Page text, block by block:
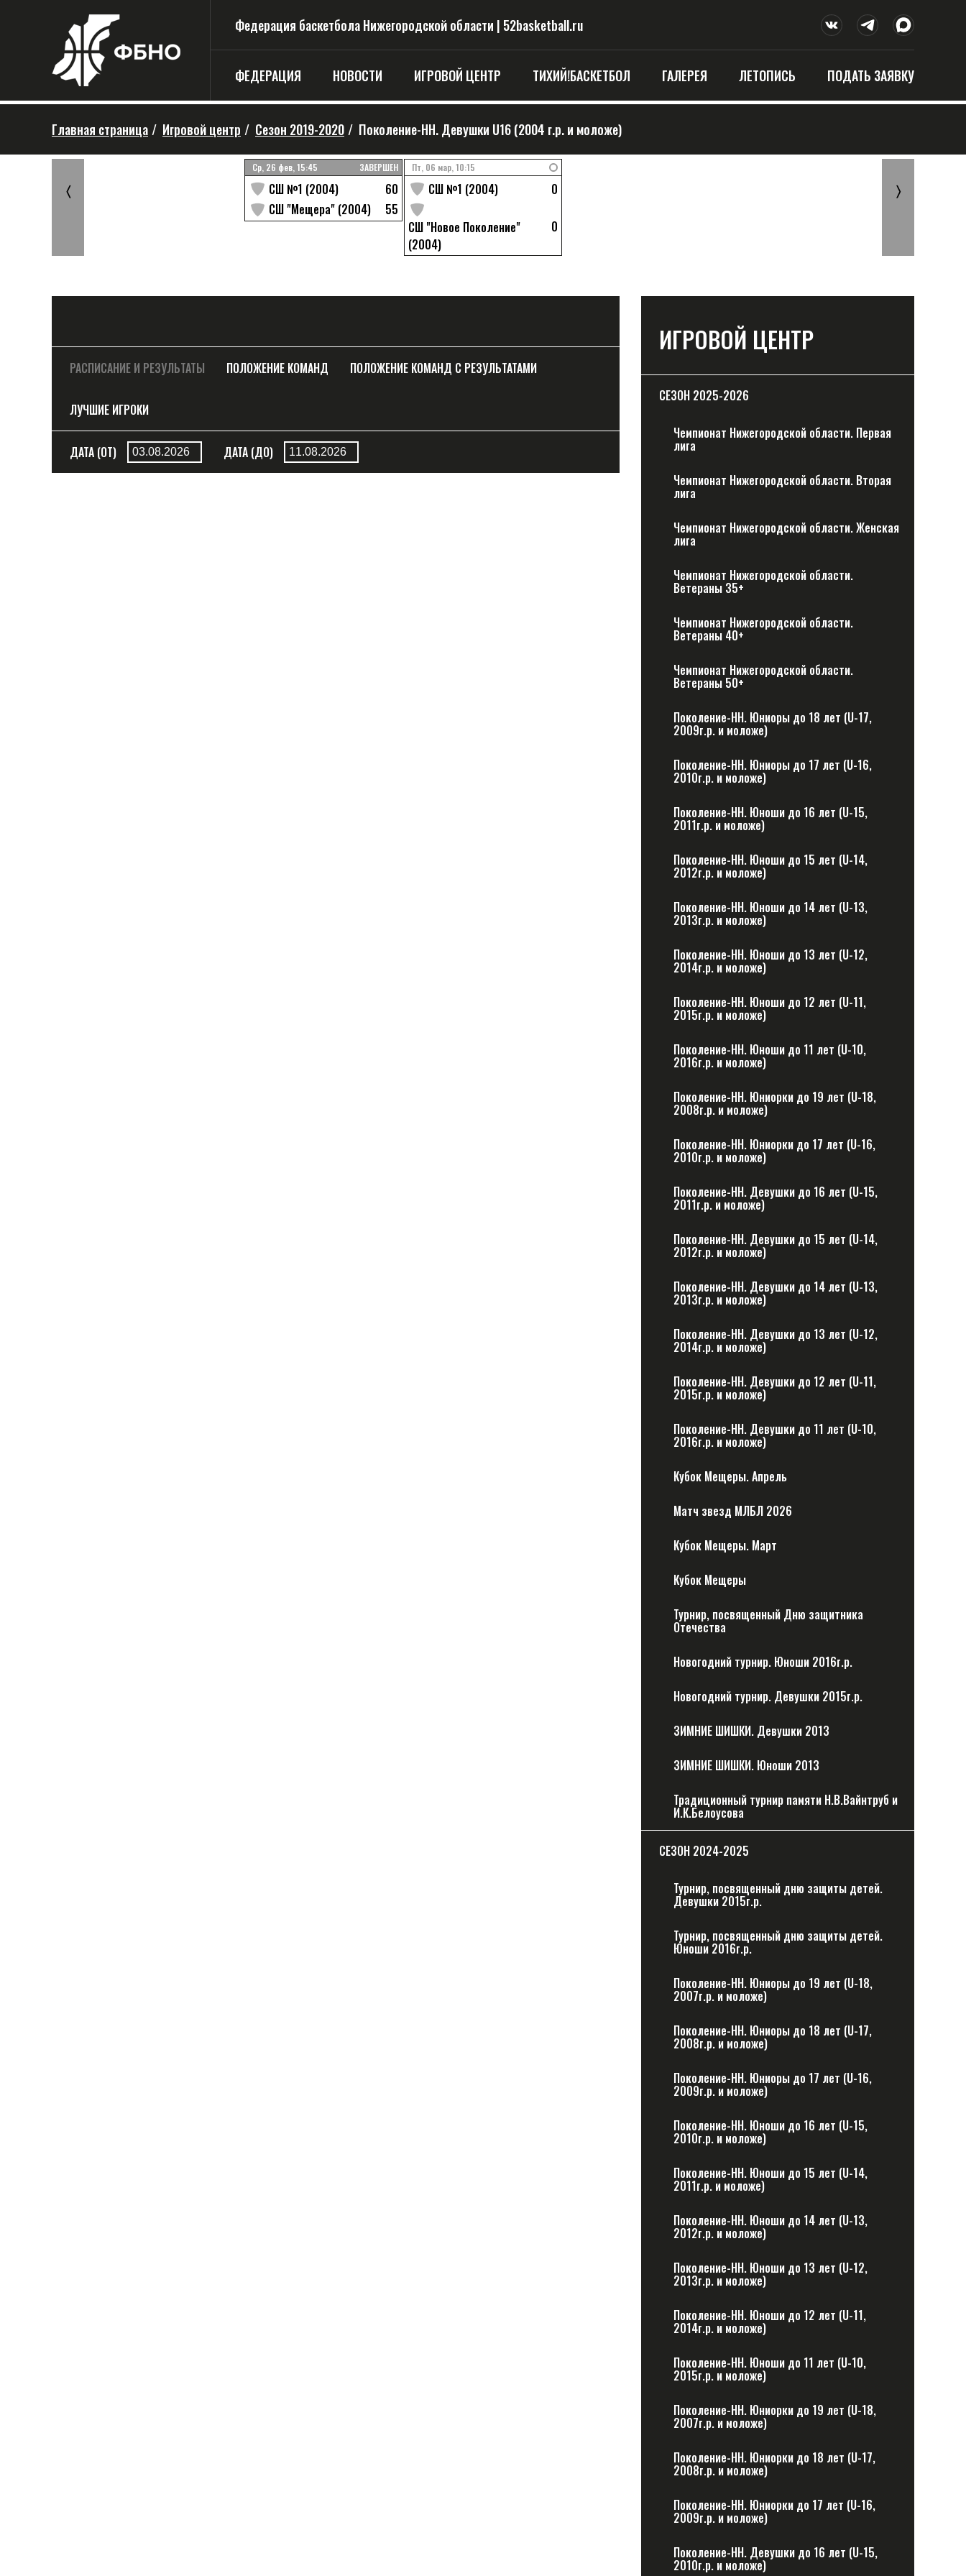
Федерация баскетбола Нижегородской области | 52basketball.ru
ФЕДЕРАЦИЯ НОВОСТИ ИГРОВОЙ ЦЕНТР ТИХИЙ!БАСКЕТБОЛ ГАЛЕРЕЯ ЛЕТОПИСЬ ПОДАТЬ ЗАЯВКУ
Главная страница / Игровой центр / Сезон 2019-2020 / Поколение-НН. Девушки U16 (2004 г.р. и моложе)
Ср, 26 фев, 15:45 ЗАВЕРШЕН
СШ №1 (2004)
60
СШ "Мещера" (2004)
55
Пт, 06 мар, 10:15
СШ №1 (2004) 0
СШ "Новое Поколение"
(2004)
0
〈 〉
РАСПИСАНИЕ И РЕЗУЛЬТАТЫ ПОЛОЖЕНИЕ КОМАНД ПОЛОЖЕНИЕ КОМАНД С РЕЗУЛЬТАТАМИ
ЛУЧШИЕ ИГРОКИ
ДАТА (ОТ) ДАТА (ДО)
ИГРОВОЙ ЦЕНТР
СЕЗОН 2025-2026
Чемпионат Нижегородской области. Первая
лига
Чемпионат Нижегородской области. Вторая
лига
Чемпионат Нижегородской области. Женская
лига
Чемпионат Нижегородской области.
Ветераны 35+
Чемпионат Нижегородской области.
Ветераны 40+
Чемпионат Нижегородской области.
Ветераны 50+
Поколение-НН. Юниоры до 18 лет (U-17,
2009г.р. и моложе)
Поколение-НН. Юниоры до 17 лет (U-16,
2010г.р. и моложе)
Поколение-НН. Юноши до 16 лет (U-15,
2011г.р. и моложе)
Поколение-НН. Юноши до 15 лет (U-14,
2012г.р. и моложе)
Поколение-НН. Юноши до 14 лет (U-13,
2013г.р. и моложе)
Поколение-НН. Юноши до 13 лет (U-12,
2014г.р. и моложе)
Поколение-НН. Юноши до 12 лет (U-11,
2015г.р. и моложе)
Поколение-НН. Юноши до 11 лет (U-10,
2016г.р. и моложе)
Поколение-НН. Юниорки до 19 лет (U-18,
2008г.р. и моложе)
Поколение-НН. Юниорки до 17 лет (U-16,
2010г.р. и моложе)
Поколение-НН. Девушки до 16 лет (U-15,
2011г.р. и моложе)
Поколение-НН. Девушки до 15 лет (U-14,
2012г.р. и моложе)
Поколение-НН. Девушки до 14 лет (U-13,
2013г.р. и моложе)
Поколение-НН. Девушки до 13 лет (U-12,
2014г.р. и моложе)
Поколение-НН. Девушки до 12 лет (U-11,
2015г.р. и моложе)
Поколение-НН. Девушки до 11 лет (U-10,
2016г.р. и моложе)
Кубок Мещеры. Апрель
Матч звезд МЛБЛ 2026
Кубок Мещеры. Март
Кубок Мещеры
Турнир, посвященный Дню защитника
Отечества
Новогодний турнир. Юноши 2016г.р.
Новогодний турнир. Девушки 2015г.р.
ЗИМНИЕ ШИШКИ. Девушки 2013
ЗИМНИЕ ШИШКИ. Юноши 2013
Традиционный турнир памяти Н.В.Вайнтруб и
И.К.Белоусова
CЕЗОН 2024-2025
Турнир, посвященный дню защиты детей.
Девушки 2015г.р.
Турнир, посвященный дню защиты детей.
Юноши 2016г.р.
Поколение-НН. Юниоры до 19 лет (U-18,
2007г.р. и моложе)
Поколение-НН. Юниоры до 18 лет (U-17,
2008г.р. и моложе)
Поколение-НН. Юниоры до 17 лет (U-16,
2009г.р. и моложе)
Поколение-НН. Юноши до 16 лет (U-15,
2010г.р. и моложе)
Поколение-НН. Юноши до 15 лет (U-14,
2011г.р. и моложе)
Поколение-НН. Юноши до 14 лет (U-13,
2012г.р. и моложе)
Поколение-НН. Юноши до 13 лет (U-12,
2013г.р. и моложе)
Поколение-НН. Юноши до 12 лет (U-11,
2014г.р. и моложе)
Поколение-НН. Юноши до 11 лет (U-10,
2015г.р. и моложе)
Поколение-НН. Юниорки до 19 лет (U-18,
2007г.р. и моложе)
Поколение-НН. Юниорки до 18 лет (U-17,
2008г.р. и моложе)
Поколение-НН. Юниорки до 17 лет (U-16,
2009г.р. и моложе)
Поколение-НН. Девушки до 16 лет (U-15,
2010г.р. и моложе)